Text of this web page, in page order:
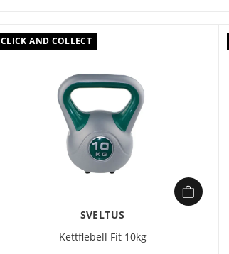
CLICK AND COLLECT
SVELTUS
Kettflebell Fit 10kg